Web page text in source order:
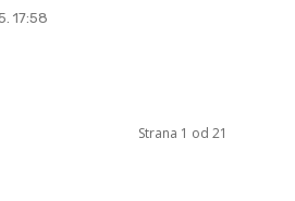
17:58
Strana 1 od 21